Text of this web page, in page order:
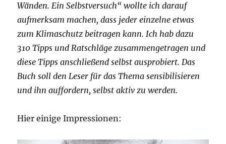
Wänden. Ein Selbstversuch“ wollte ich darauf
aufmerksam machen, dass jeder einzelne etwas
zum Klimaschutz beitragen kann. Ich hab dazu
310 Tipps und Ratschläge zusammengetragen und
diese Tipps anschließend selbst ausprobiert. Das
Buch soll den Leser für das Thema sensibilisieren
und ihn auffordern, selbst aktiv zu werden.
Hier einige Impressionen: